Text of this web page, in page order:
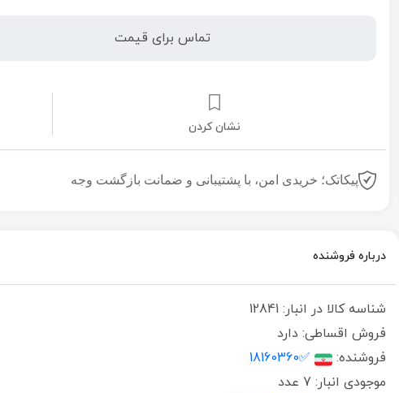
تماس برای قیمت
نشان کردن
پیکاتک؛ خریدی امن، با پشتیبانی و ضمانت بازگشت وجه
درباره فروشنده
شناسه کالا در انبار: 12841
فروش اقساطی: دارد
فروشنده:
✅18160360
موجودی انبار: 7 عدد